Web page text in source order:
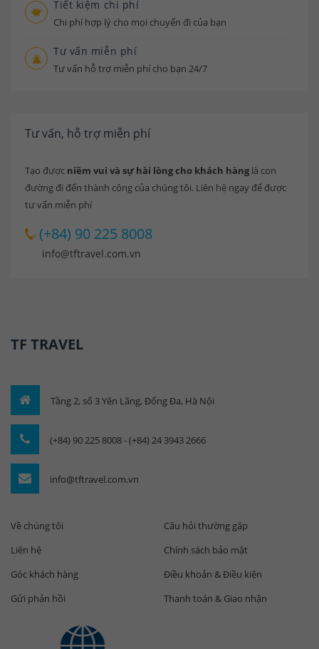
Tiết kiệm chi phí
Chi phí hợp lý cho mọi chuyến đi của bạn
Tư vấn miễn phí
Tư vấn hỗ trợ miễn phí cho bạn 24/7
Tư vấn, hỗ trợ miễn phí
Tạo được niềm vui và sự hài lòng cho khách hàng là con
đường đi đến thành công của chúng tôi. Liên hệ ngay để được
tư vấn miễn phí
(+84) 90 225 8008
info@tftravel.com.vn
TF TRAVEL
Tầng 2, số 3 Yên Lãng, Đống Đa, Hà Nội
(+84) 90 225 8008 - (+84) 24 3943 2666
info@tftravel.com.vn
Về chúng tôi
Liên hệ
Góc khách hàng
Gửi phản hồi
Câu hỏi thường gặp
Chính sách bảo mật
Điều khoản & Điều kiện
Thanh toán & Giao nhận